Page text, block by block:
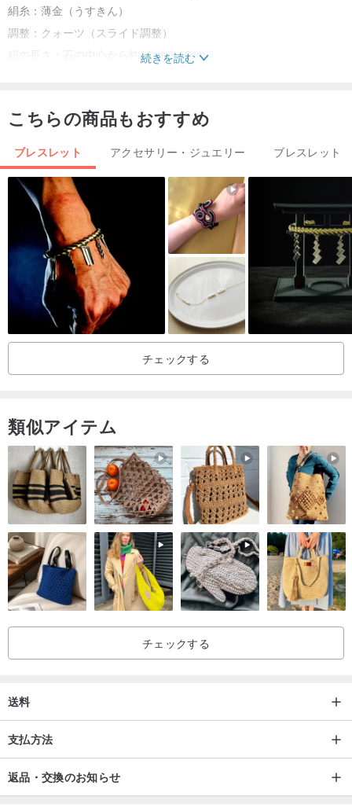
絹糸：薄金（うすきん）
調整：クォーツ（スライド調整）
紐の長さ：石の中心から約11cmと16cm
【シルクについて】
天然繊維であるため繊細なシルクですが、お手入れをきちんとする
ことで長くお使いいただけます。
汗を吸いこんだ場合、固くしぼったタオルなどで優しく叩いて落と
してください。
水濡れやこすれに弱いので取り扱いにご注意ください。
お手入れの後は風通しの良い場所に置き、直射日光を避けての保管
をお願いします。
続きを読む
こちらの商品もおすすめ
ブレスレット アクセサリー・ジュエリー ブレスレット
チェックする
類似アイテム
チェックする
送料
支払方法
返品・交換のお知らせ